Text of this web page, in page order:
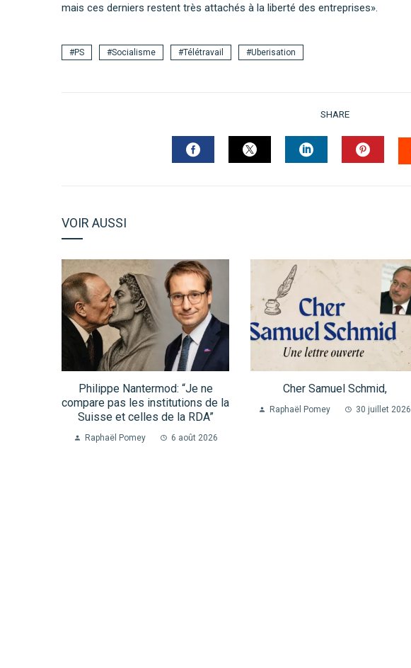
mais ces derniers restent très attachés à la liberté des entreprises».
PS Socialisme Télétravail Uberisation
SHARE
VOIR AUSSI
Philippe Nantermod: “Je ne
compare pas les institutions de la
Suisse et celles de la RDA”
Raphaël Pomey 6 août 2026
Cher Samuel Schmid,
Raphaël Pomey 30 juillet 2026